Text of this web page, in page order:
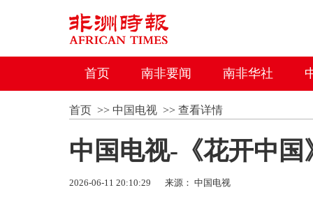
首页 南非要闻 南非华社
首页>> 中国电视>> 查看详情
中国电视-《花开中
2026-06-11 20:10:29 来源： 中国电视